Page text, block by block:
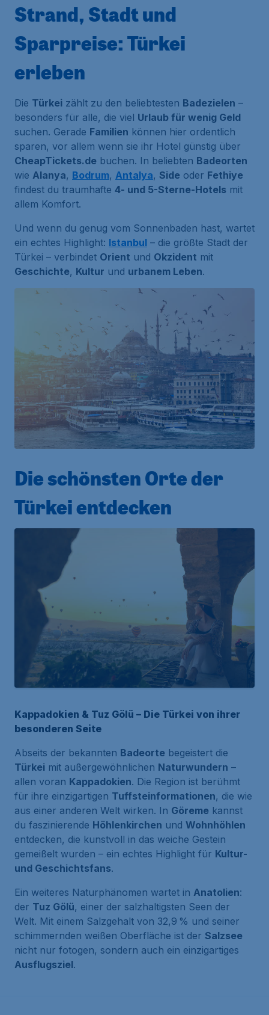
Strand, Stadt und
Sparpreise: Türkei
erleben
Die Türkei zählt zu den beliebtesten Badezielen –
besonders für alle, die viel Urlaub für wenig Geld
suchen. Gerade Familien können hier ordentlich
sparen, vor allem wenn sie ihr Hotel günstig über
CheapTickets.de buchen. In beliebten Badeorten
wie Alanya, Bodrum, Antalya, Side oder Fethiye
findest du traumhafte 4- und 5-Sterne-Hotels mit
allem Komfort.
Und wenn du genug vom Sonnenbaden hast, wartet
ein echtes Highlight: Istanbul – die größte Stadt der
Türkei – verbindet Orient und Okzident mit
Geschichte, Kultur und urbanem Leben.
Die schönsten Orte der
Türkei entdecken
Kappadokien & Tuz Gölü – Die Türkei von ihrer
besonderen Seite
Abseits der bekannten Badeorte begeistert die
Türkei mit außergewöhnlichen Naturwundern –
allen voran Kappadokien. Die Region ist berühmt
für ihre einzigartigen Tuffsteinformationen, die wie
aus einer anderen Welt wirken. In Göreme kannst
du faszinierende Höhlenkirchen und Wohnhöhlen
entdecken, die kunstvoll in das weiche Gestein
gemeißelt wurden – ein echtes Highlight für Kultur-
und Geschichtsfans.
Ein weiteres Naturphänomen wartet in Anatolien:
der Tuz Gölü, einer der salzhaltigsten Seen der
Welt. Mit einem Salzgehalt von 32,9 % und seiner
schimmernden weißen Oberfläche ist der Salzsee
nicht nur fotogen, sondern auch ein einzigartiges
Ausflugsziel.